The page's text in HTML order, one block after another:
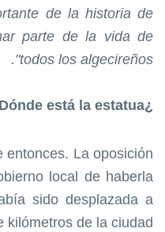
de la historia de
parte de la vida de
todos los algecireños".
¿Dónde está la estatua?
entonces. La oposición
local de haberla
sido desplazada a
kilómetros de la ciudad.